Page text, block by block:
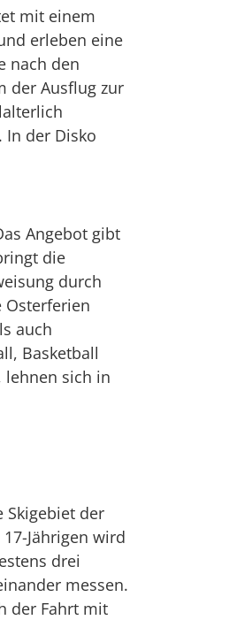
mit einem
erleben eine
nach den
der Ausflug zur
In der Disko
Angebot gibt
die
durch
Osterferien
auch
Basketball
lehnen sich in
Skigebiet der
Jährigen wird
drei
messen.
der Fahrt mit